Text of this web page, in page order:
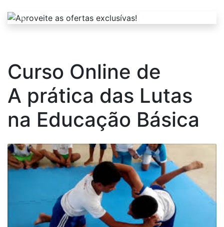
Curso Online de
A prática das Lutas
na Educação Básica